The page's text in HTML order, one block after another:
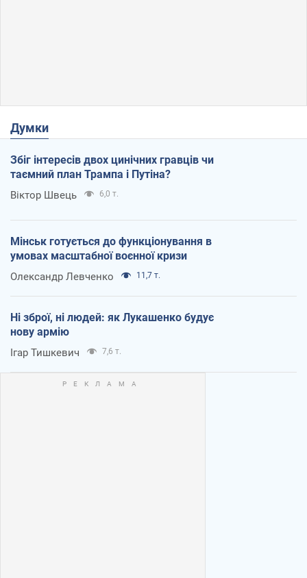
Думки
Збіг інтересів двох цинічних гравців чи
таємний план Трампа і Путіна?
Віктор Швець 6,0 т.
Мінськ готується до функціонування в
умовах масштабної воєнної кризи
Олександр Левченко 11,7 т.
Ні зброї, ні людей: як Лукашенко будує
нову армію
Ігар Тишкевич 7,6 т.